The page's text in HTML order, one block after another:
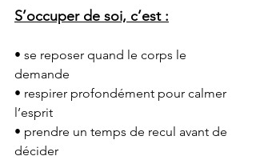
S’occuper de soi, c’est :
• se reposer quand le corps le
demande
• respirer profondément pour calmer
l’esprit
• prendre un temps de recul avant de
décider